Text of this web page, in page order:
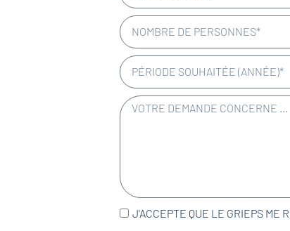
J'ACCEPTE QUE LE GRIEPS ME